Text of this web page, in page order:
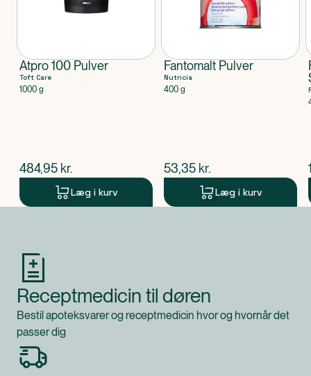
Atpro 100 Pulver
Toft Care
1000 g
$nuværende pris
484,95 kr.
Læg i kurv
Fantomalt Pulver
Nutricia
400 g
$nuværende pris
53,35 kr.
Læg i kurv
Receptmedicin til døren
Bestil apoteksvarer og receptmedicin hvor og hvornår det
passer dig